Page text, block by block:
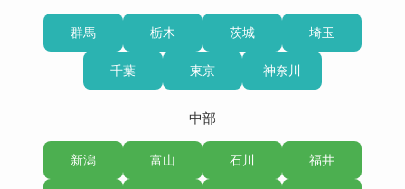
群馬 栃木 茨城 埼玉
千葉 東京 神奈川
中部
新潟 富山 石川 福井